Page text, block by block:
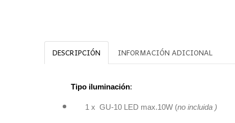
DESCRIPCIÓN INFORMACIÓN ADICIONAL
Tipo iluminación:
1 x GU-10 LED max.10W (no incluida )